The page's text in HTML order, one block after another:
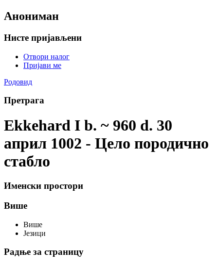
Анониман
Нисте пријављени
Отвори налог
Пријави ме
Родовид
Претрага
Ekkehard I b. ~ 960 d. 30
април 1002 - Цело породично
стабло
Именски простори
Више
Више
Језици
Радње за страницу